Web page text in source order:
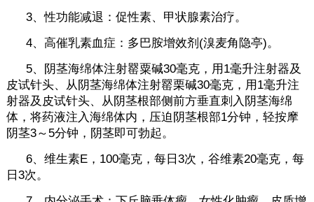
3、性功能减退：促性素、甲状腺素治疗。
4、高催乳素血症：多巴胺增效剂(溴麦角隐亭)。
5、阴茎海绵体注射罂粟碱30毫克，用1毫升注射器及
皮试针头、从阴茎海绵体注射罂栗碱30毫克，用1毫升注
射器及皮试针头、从阴茎根部侧前方垂直刺入阴茎海绵
体，将药液注入海绵体内，压迫阴茎根部1分钟，轻按摩
阴茎3～5分钟，阴茎即可勃起。
6、维生素E，100毫克，每日3次，谷维素20毫克，每
日3次。